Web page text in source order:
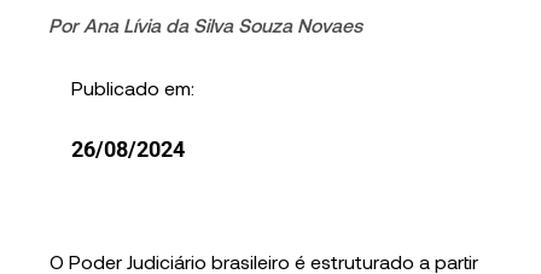
Por Ana Lívia da Silva Souza Novaes
Publicado em:
26/08/2024
O Poder Judiciário brasileiro é estruturado a partir